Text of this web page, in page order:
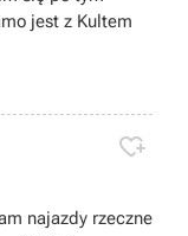
jest z Kultem

najazdy rzeczne